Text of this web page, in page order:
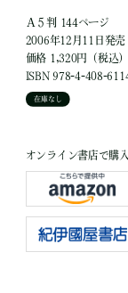
Ａ５判 144ページ
2006年12月11日発売
価格 1,320円（税込）
ISBN 978-4-408-
在庫なし
オンライン書店で購